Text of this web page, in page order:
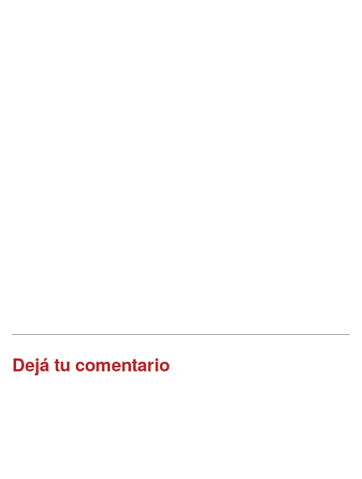
Dejá tu comentario